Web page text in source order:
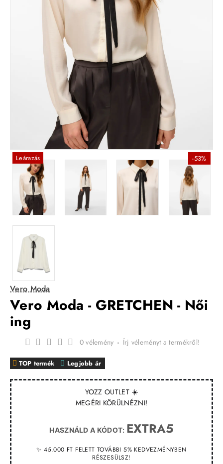
Leárazás -53%
Vero Moda
Vero Moda - GRETCHEN - Női
ing
YOZZ OUTLET ☀️
MEGÉRI KÖRÜLNÉZNI!
HASZNÁLD A KÓDOT: EXTRA5
✨ 45.000 FT FELETT TOVÁBBI 5% KEDVEZMÉNYBEN
RÉSZESÜLSZ!
TOP termék Legjobb ár
0 vélemény - Írj véleményt a termékről!